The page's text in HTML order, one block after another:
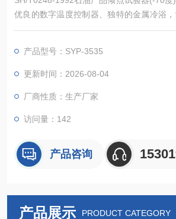
优良的数字温度控制器、独特的金属冷浴，
度高，冷浴温度均匀稳定；是为SH/
倾点测定法》、GB/T510《石油产品凝点
产品低温性能试验环境条件，而设计制造的
产品型号：SYP-3535
更新时间：2026-08-04
厂商性质：生产厂家
访问量：142
产品咨询
产品展示 PRODUCT CATEGORY